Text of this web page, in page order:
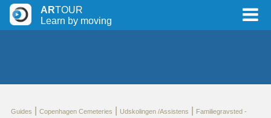
ARTOUR
Learn by moving
Guides Copenhagen Cemeteries Udskolingen /Assistens
Familiegravsted -